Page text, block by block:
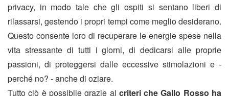
privacy, in modo tale che gli ospiti si sentano liberi di
rilassarsi, gestendo i propri tempi come meglio desiderano.
Questo consente loro di recuperare le energie spese nella
vita stressante di tutti i giorni, di dedicarsi alle proprie
passioni, di proteggersi dalle eccessive stimolazioni e -
perché no? - anche di oziare.
Tutto ciò è possibile grazie ai criteri che Gallo Rosso ha